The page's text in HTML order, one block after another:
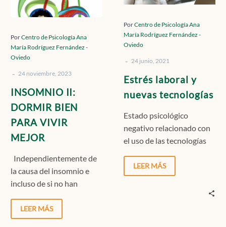
DORMIR
PARA
VIVIR
PorCentro de Psicología Ana
María Rodríguez Fernández -
Oviedo
- 24 noviembre, 2023
INSOMNIO II:
DORMIR BIEN
PARA VIVIR
MEJOR
Independientemente de
la causa del insomnio e
incluso de si no han
alteraciones del sueño, es
importante…
LEER MÁS
nuevas
tecnologías
PorCentro de Psicología Ana
María Rodríguez Fernández -
Oviedo
- 24 junio, 2021
Estrés laboral y
nuevas tecnologías
Estado psicológico
negativo relacionado con
el uso de las tecnologías
incapacidad para
gestionarlas de manera
LEER MÁS